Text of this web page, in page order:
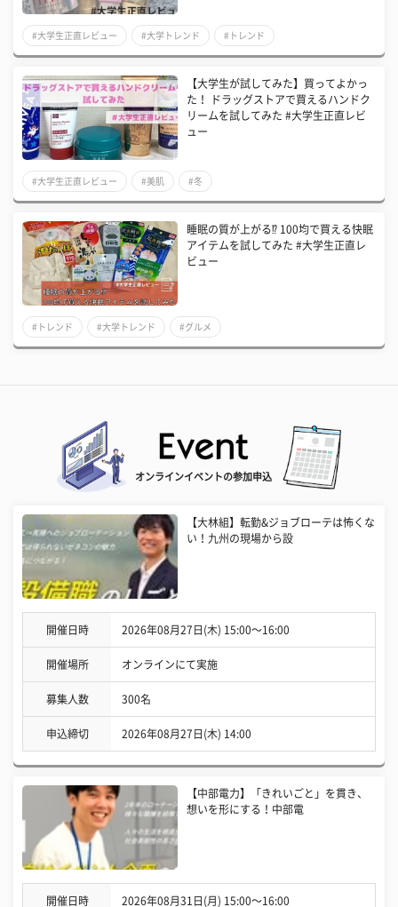
#大学生正直レビュー #大学トレンド #トレンド
【大学生が試してみた】買ってよかっ
た！ ドラッグストアで買えるハンドク
リームを試してみた #大学生正直レビ
ュー
#大学生正直レビュー #美肌 #冬
睡眠の質が上がる⁉ 100均で買える快眠
アイテムを試してみた #大学生正直レ
ビュー
#トレンド #大学トレンド #グルメ
オンラインイベントの参加申込
【大林組】転勤&ジョブローテは怖くな
い！九州の現場から設
開催日時 2026年08月27日(木) 15:00〜16:00
開催場所 オンラインにて実施
募集人数 300名
申込締切 2026年08月27日(木) 14:00
【中部電力】「きれいごと」を貫き、
想いを形にする！中部電
開催日時 2026年08月31日(月) 15:00〜16:00